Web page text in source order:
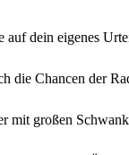
auf dein eigenes
die Chancen der
mit großen